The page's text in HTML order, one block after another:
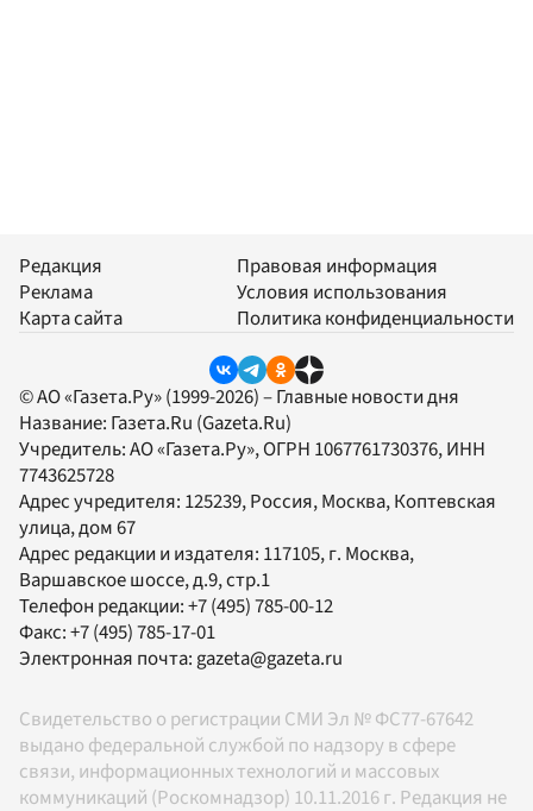
Редакция
Реклама
Карта сайта
Правовая информация
Условия использования
Политика конфиденциальности
© АО «Газета.Ру» (1999-2026) – Главные новости дня
Название: Газета.Ru (Gazeta.Ru)
Учредитель:АО «Газета.Ру», ОГРН 1067761730376, ИНН
7743625728
Адрес учредителя: 125239, Россия, Москва, Коптевская
улица, дом 67
Адрес редакции и издателя: 117105, г. Москва,
Варшавское шоссе, д.9, стр.1
Телефон редакции:+7 (495) 785-00-12
Факс:+7 (495) 785-17-01
Электронная почта:gazeta@gazeta.ru
Свидетельство о регистрации СМИ Эл № ФС77-67642
выдано федеральной службой по надзору в сфере
связи, информационных технологий и массовых
коммуникаций (Роскомнадзор) 10.11.2016 г. Редакция не